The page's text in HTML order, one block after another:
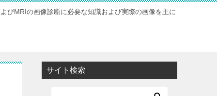
びMRIの画像診断に必要な知識および実際の画像を主に
サイト検索